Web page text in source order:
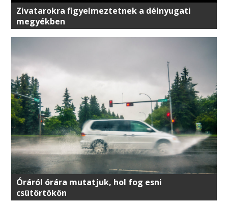
Zivatarokra figyelmeztetnek a délnyugati
megyékben
Óráról órára mutatjuk, hol fog esni
csütörtökön